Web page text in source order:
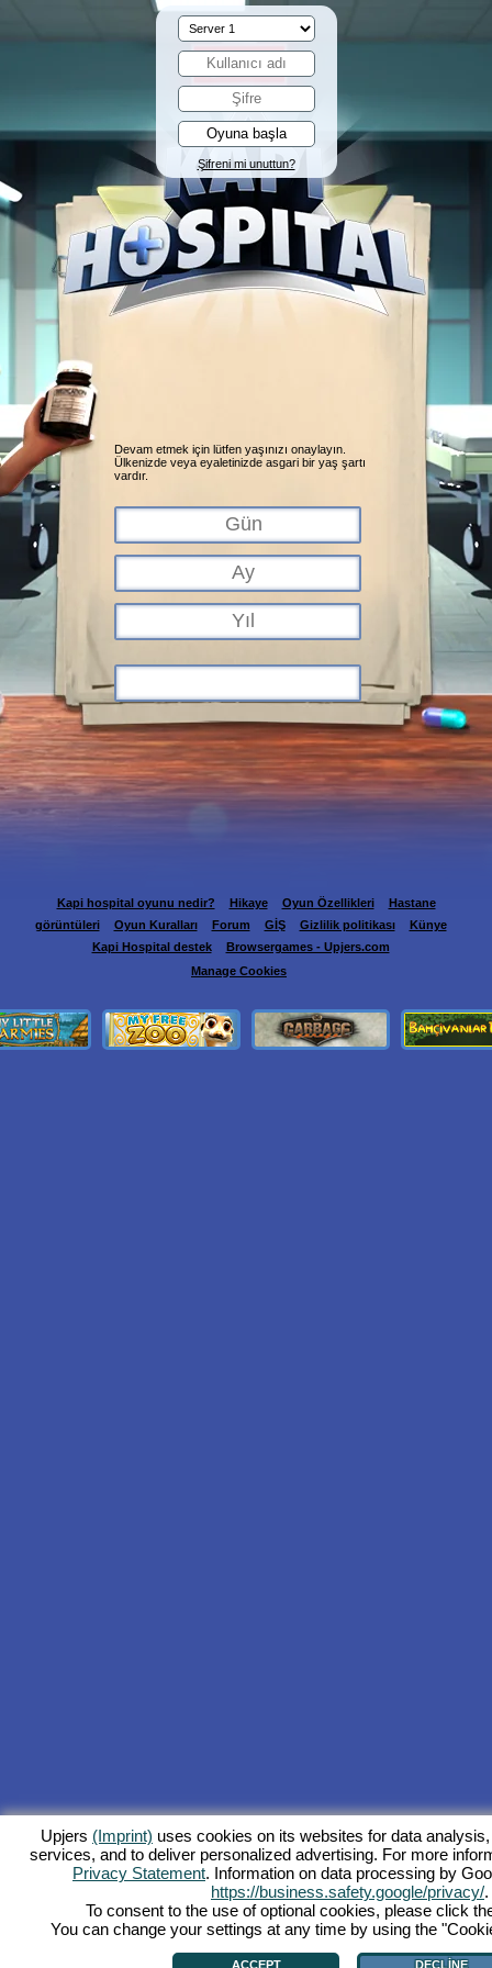
Şifreni mi unuttun?
Devam etmek için lütfen yaşınızı onaylayın.
Ülkenizde veya eyaletinizde asgari bir yaş şartı
vardır.
Kapi hospital oyunu nedir? Hikaye Oyun Özellikleri
Hastane
görüntüleri
Oyun Kuralları Forum GİŞ Gizlilik politikası
Künye
Kapi Hospital destek
Browsergames - Upjers.com
Manage Cookies
Upjers (Imprint) uses cookies on its websites for data
services, and to deliver personalized advertising. For more
Privacy Statement. Information on data processing by
https://business.safety.google/privacy/.
To consent to the use of optional cookies, please click
You can change your settings at any time by using the
ACCEPT DECLINE